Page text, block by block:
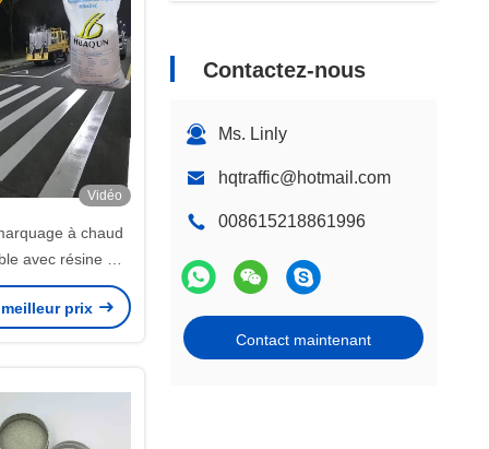
Contactez-nous
Ms. Linly
hqtraffic@hotmail.com
008615218861996
Contact maintenant
Vidéo
à chaud
avec résine C5
routier
sacs de 25 kg
prix